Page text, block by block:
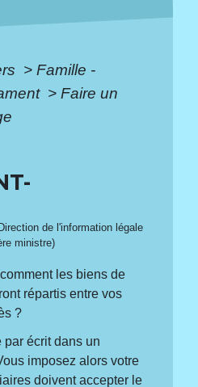
> Famille -
> Faire un
de l'information légale
ministre)
les biens de
répartis entre vos
?
par écrit dans un
imposez alors votre
doivent accepter le